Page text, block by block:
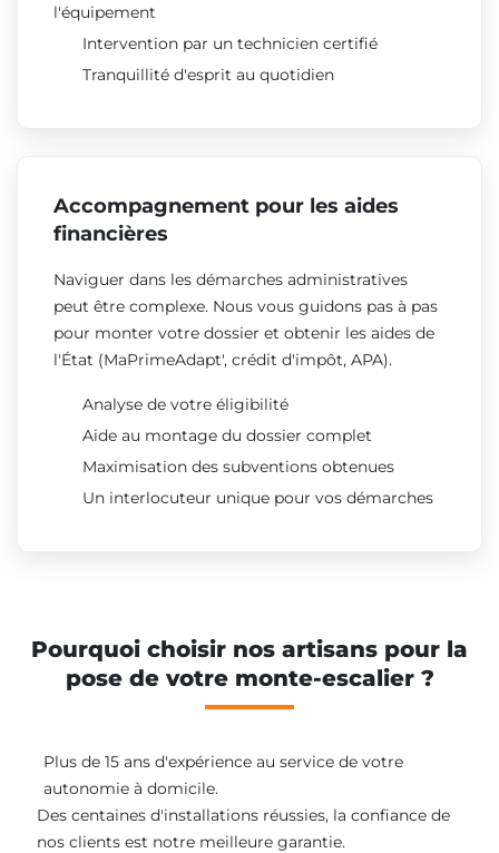
l'équipement
Intervention par un technicien certifié
Tranquillité d'esprit au quotidien
Accompagnement pour les aides
financières
Naviguer dans les démarches administratives
peut être complexe. Nous vous guidons pas à pas
pour monter votre dossier et obtenir les aides de
l'État (MaPrimeAdapt', crédit d'impôt, APA).
Analyse de votre éligibilité
Aide au montage du dossier complet
Maximisation des subventions obtenues
Un interlocuteur unique pour vos démarches
Pourquoi choisir nos artisans pour la
pose de votre monte-escalier ?
Plus de 15 ans d'expérience au service de votre
autonomie à domicile.
Des centaines d'installations réussies, la confiance de
nos clients est notre meilleure garantie.